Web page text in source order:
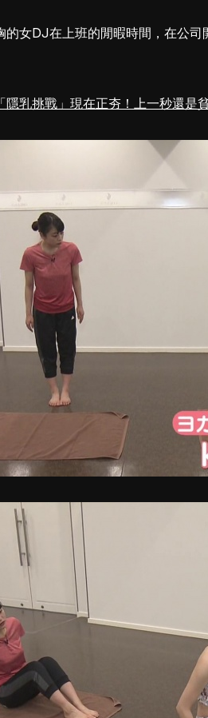
的女DJ在上班的閒暇時間，在公
隱乳挑戰」現在正夯！上一秒還是